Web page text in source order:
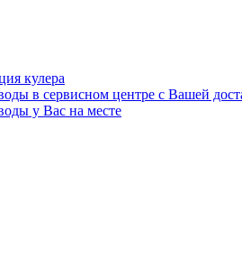
кулера
в сервисном центре с Вашей
у Вас на месте